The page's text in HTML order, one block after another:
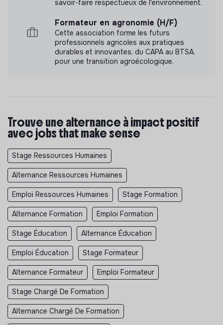
savoir-faire respectueux de l'environnement.
Formateur en agronomie (H/F)
Cette association forme les futurs
professionnels agricoles aux pratiques
durables et innovantes, du CAPA au BTSA,
pour une transition agroécologique.
Trouve une alternance à impact positif
avec jobs that make sense
Stage Ressources Humaines
Alternance Ressources Humaines
Emploi Ressources Humaines Stage Formation
Alternance Formation Emploi Formation
Stage Éducation Alternance Éducation
Emploi Éducation Stage Formateur
Alternance Formateur Emploi Formateur
Stage Chargé De Formation
Alternance Chargé De Formation